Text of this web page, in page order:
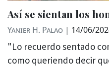
Así se sientan los
Yanier H. Palao | 14/06/
"Lo recuerdo sentado
como queriendo decir